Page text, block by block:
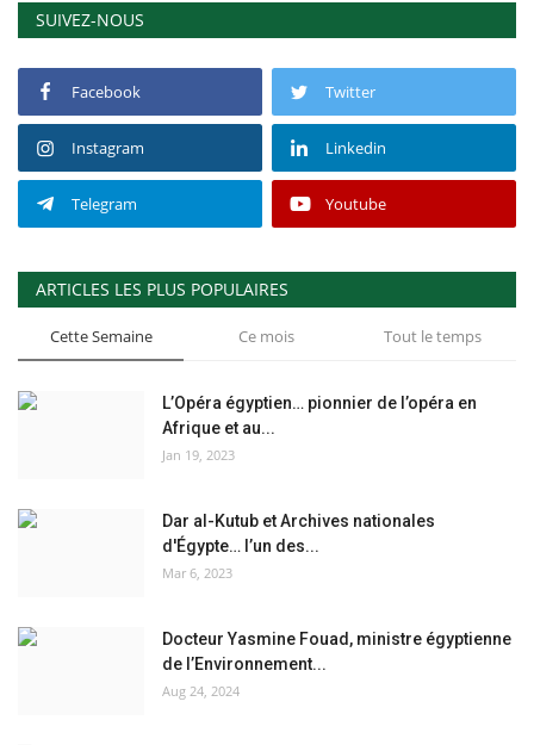
SUIVEZ-NOUS
Facebook Twitter
Instagram Linkedin
Telegram Youtube
ARTICLES LES PLUS POPULAIRES
Cette Semaine Ce mois Tout le temps
L’Opéra égyptien… pionnier de l’opéra en
Afrique et au...
Jan 19, 2023
Dar al-Kutub et Archives nationales
d'Égypte… l’un des...
Mar 6, 2023
Docteur Yasmine Fouad, ministre égyptienne
de l’Environnement...
Aug 24, 2024